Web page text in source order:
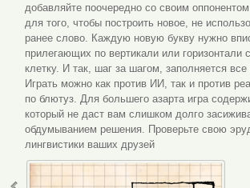
добавляйте поочередно со своим
для того, чтобы построить новое, не
ранее слово. Каждую новую букву нужно
прилегающих по вертикали или горизонтали
клетку. И так, шаг за шагом, заполняется все
Играть можно как против ИИ, так и против
по блютуз. Для большего азарта игра
который не даст вам слишком долго
обдумыванием решения. Проверьте свою
лингвистики ваших друзей